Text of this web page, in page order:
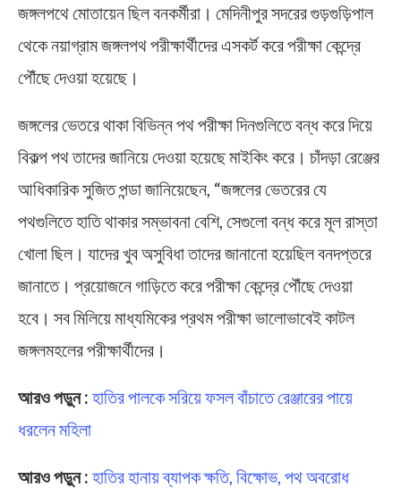
জঙ্গলপথে মোতায়েন ছিল বনকর্মীরা। মেদিনীপুর সদরের গুড়গুড়িপাল
থেকে নয়াগ্রাম জঙ্গলপথ পরীক্ষার্থীদের এসকর্ট করে পরীক্ষা কেন্দ্রে
পৌঁছে দেওয়া হয়েছে।
জঙ্গলের ভেতরে থাকা বিভিন্ন পথ পরীক্ষা দিনগুলিতে বন্ধ করে দিয়ে
বিকল্প পথ তাদের জানিয়ে দেওয়া হয়েছে মাইকিং করে। চাঁদড়া রেঞ্জের
আধিকারিক সুজিত পন্ডা জানিয়েছেন, “জঙ্গলের ভেতরের যে
পথগুলিতে হাতি থাকার সম্ভাবনা বেশি, সেগুলো বন্ধ করে মূল রাস্তা
খোলা ছিল। যাদের খুব অসুবিধা তাদের জানানো হয়েছিল বনদপ্তরে
জানাতে। প্রয়োজনে গাড়িতে করে পরীক্ষা কেন্দ্রে পৌঁছে দেওয়া
হবে। সব মিলিয়ে মাধ্যমিকের প্রথম পরীক্ষা ভালোভাবেই কাটল
জঙ্গলমহলের পরীক্ষার্থীদের।
আরও পড়ুন : হাতির পালকে সরিয়ে ফসল বাঁচাতে রেঞ্জারের পায়ে
ধরলেন মহিলা
আরও পড়ুন : হাতির হানায় ব্যাপক ক্ষতি, বিক্ষোভ, পথ অবরোধ